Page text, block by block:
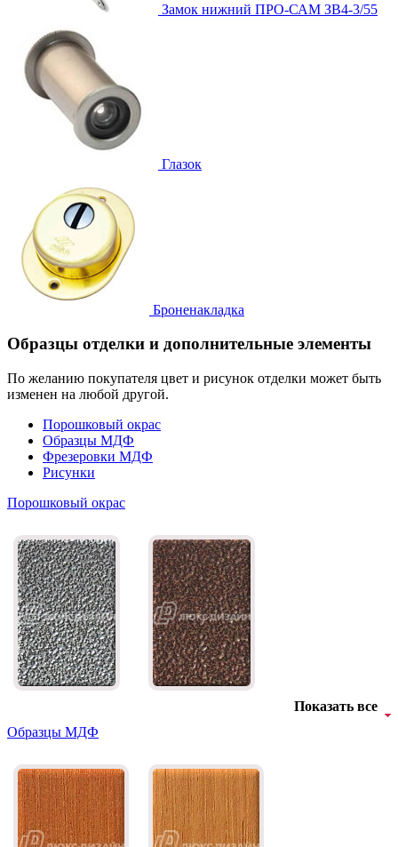
Замок нижний ПРО-САМ ЗВ4-3/55
Глазок
Броненакладка
Образцы отделки и дополнительные элементы
По желанию покупателя цвет и рисунок отделки может быть
изменен на любой другой.
Порошковый окрас
Образцы МДФ
Фрезеровки МДФ
Рисунки
Порошковый окрас
Показать все
Образцы МДФ